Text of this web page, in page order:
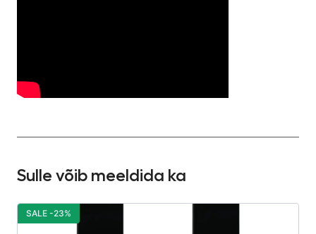
Sulle võib meeldida ka
SALE -23%